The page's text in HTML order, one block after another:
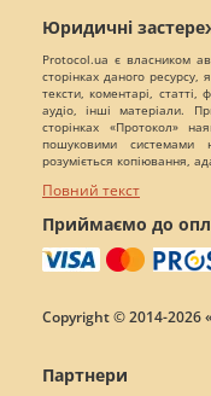
Юридичні
Protocol.ua є власником
сторінках даного
тексти, коментарі,
аудіо, інші матеріали.
сторінках «Протокол»
пошуковими системами
розуміється копіювання,
Повний текст
Приймаємо до
Copyright © 2014-2026
Партнери